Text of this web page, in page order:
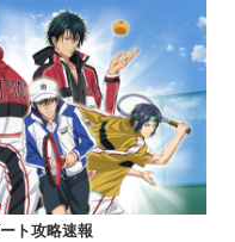
ト攻略速報